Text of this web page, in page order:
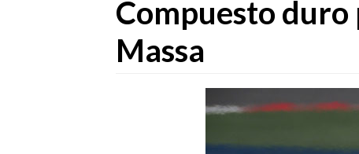
Compuesto duro
Massa